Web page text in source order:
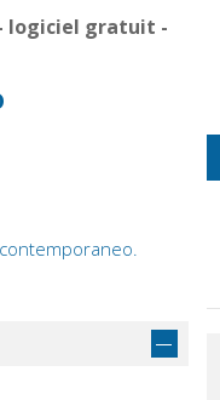
logiciel gratuit -